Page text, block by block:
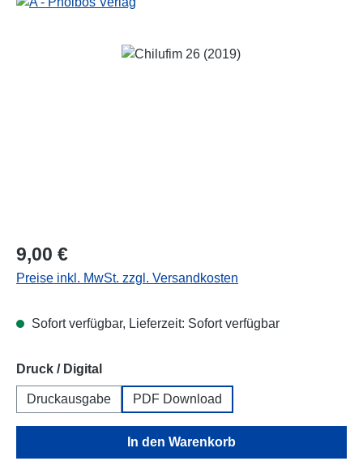
Bildergalerie überspringen
Regulärer Preis:
9,00 €
Preise inkl. MwSt. zzgl. Versandkosten
Sofort verfügbar, Lieferzeit: Sofort verfügbar
Druck / Digitalauswählen
Druckausgabe PDF Download
In den Warenkorb